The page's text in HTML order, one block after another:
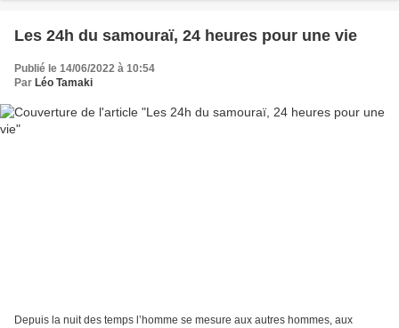
Les 24h du samouraï, 24 heures pour une vie
Publié le 14/06/2022 à 10:54
Par Léo Tamaki
Depuis la nuit des temps l’homme se mesure aux autres hommes, aux